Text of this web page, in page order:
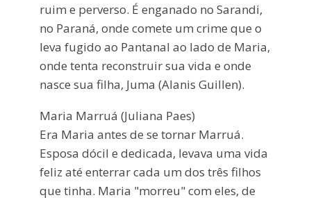
ruim e perverso. É enganado no Sarandi,
no Paraná, onde comete um crime que o
leva fugido ao Pantanal ao lado de Maria,
onde tenta reconstruir sua vida e onde
nasce sua filha, Juma (Alanis Guillen).
Maria Marruá (Juliana Paes)
Era Maria antes de se tornar Marruá.
Esposa dócil e dedicada, levava uma vida
feliz até enterrar cada um dos três filhos
que tinha. Maria "morreu" com eles, de